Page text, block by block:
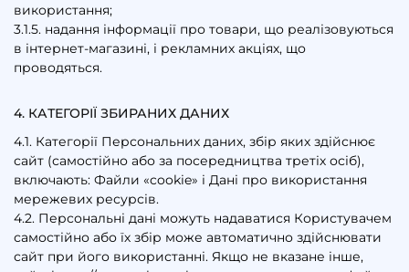
використання;
3.1.5. надання інформації про товари, що реалізовуються
в інтернет-магазині, і рекламних акціях, що
проводяться.
4. КАТЕГОРІЇ ЗБИРАНИХ ДАНИХ
4.1. Категорії Персональних даних, збір яких здійснює
сайт (самостійно або за посередництва третіх осіб),
включають: Файли «cookie» і Дані про використання
мережевих ресурсів.
4.2. Персональні дані можуть надаватися Користувачем
самостійно або їх збір може автоматично здійснювати
сайт при його використанні. Якщо не вказане інше,